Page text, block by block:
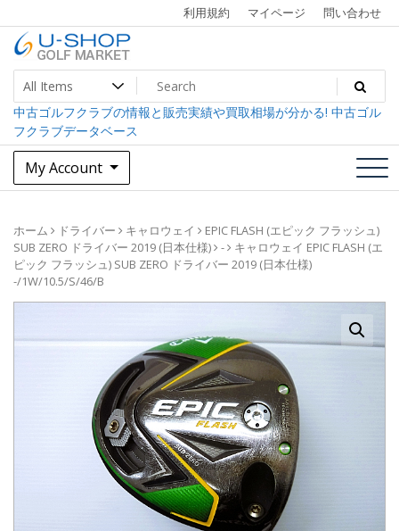
to
content
利用規約 マイページ 問い合わせ
U-SHOP Golf Market dev
中古ゴルフクラブ最大級！U-SHOPゴルフマーケット
中古ゴルフクラブの情報と販売実績や買取相場が分かる! 中古ゴル
フクラブデータベース
My Account
ホーム ドライバー キャロウェイ
EPIC FLASH (エピック フラッシュ)
SUB ZERO ドライバー 2019 (日本仕様)
-
キャロウェイ EPIC FLASH (エ
ピック フラッシュ) SUB ZERO ドライバー 2019 (日本仕様)
-/1W/10.5/S/46/B